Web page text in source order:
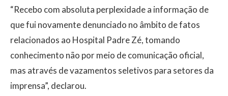
“Recebo com absoluta perplexidade a informação de
que fui novamente denunciado no âmbito de fatos
relacionados ao Hospital Padre Zé, tomando
conhecimento não por meio de comunicação oficial,
mas através de vazamentos seletivos para setores da
imprensa”, declarou.